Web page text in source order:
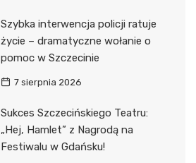
Szybka interwencja policji ratuje
życie – dramatyczne wołanie o
pomoc w Szczecinie
7 sierpnia 2026
Sukces Szczecińskiego Teatru:
„Hej, Hamlet” z Nagrodą na
Festiwalu w Gdańsku!